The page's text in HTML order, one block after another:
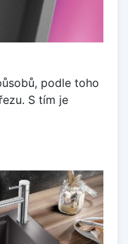
podle toho
S tím je